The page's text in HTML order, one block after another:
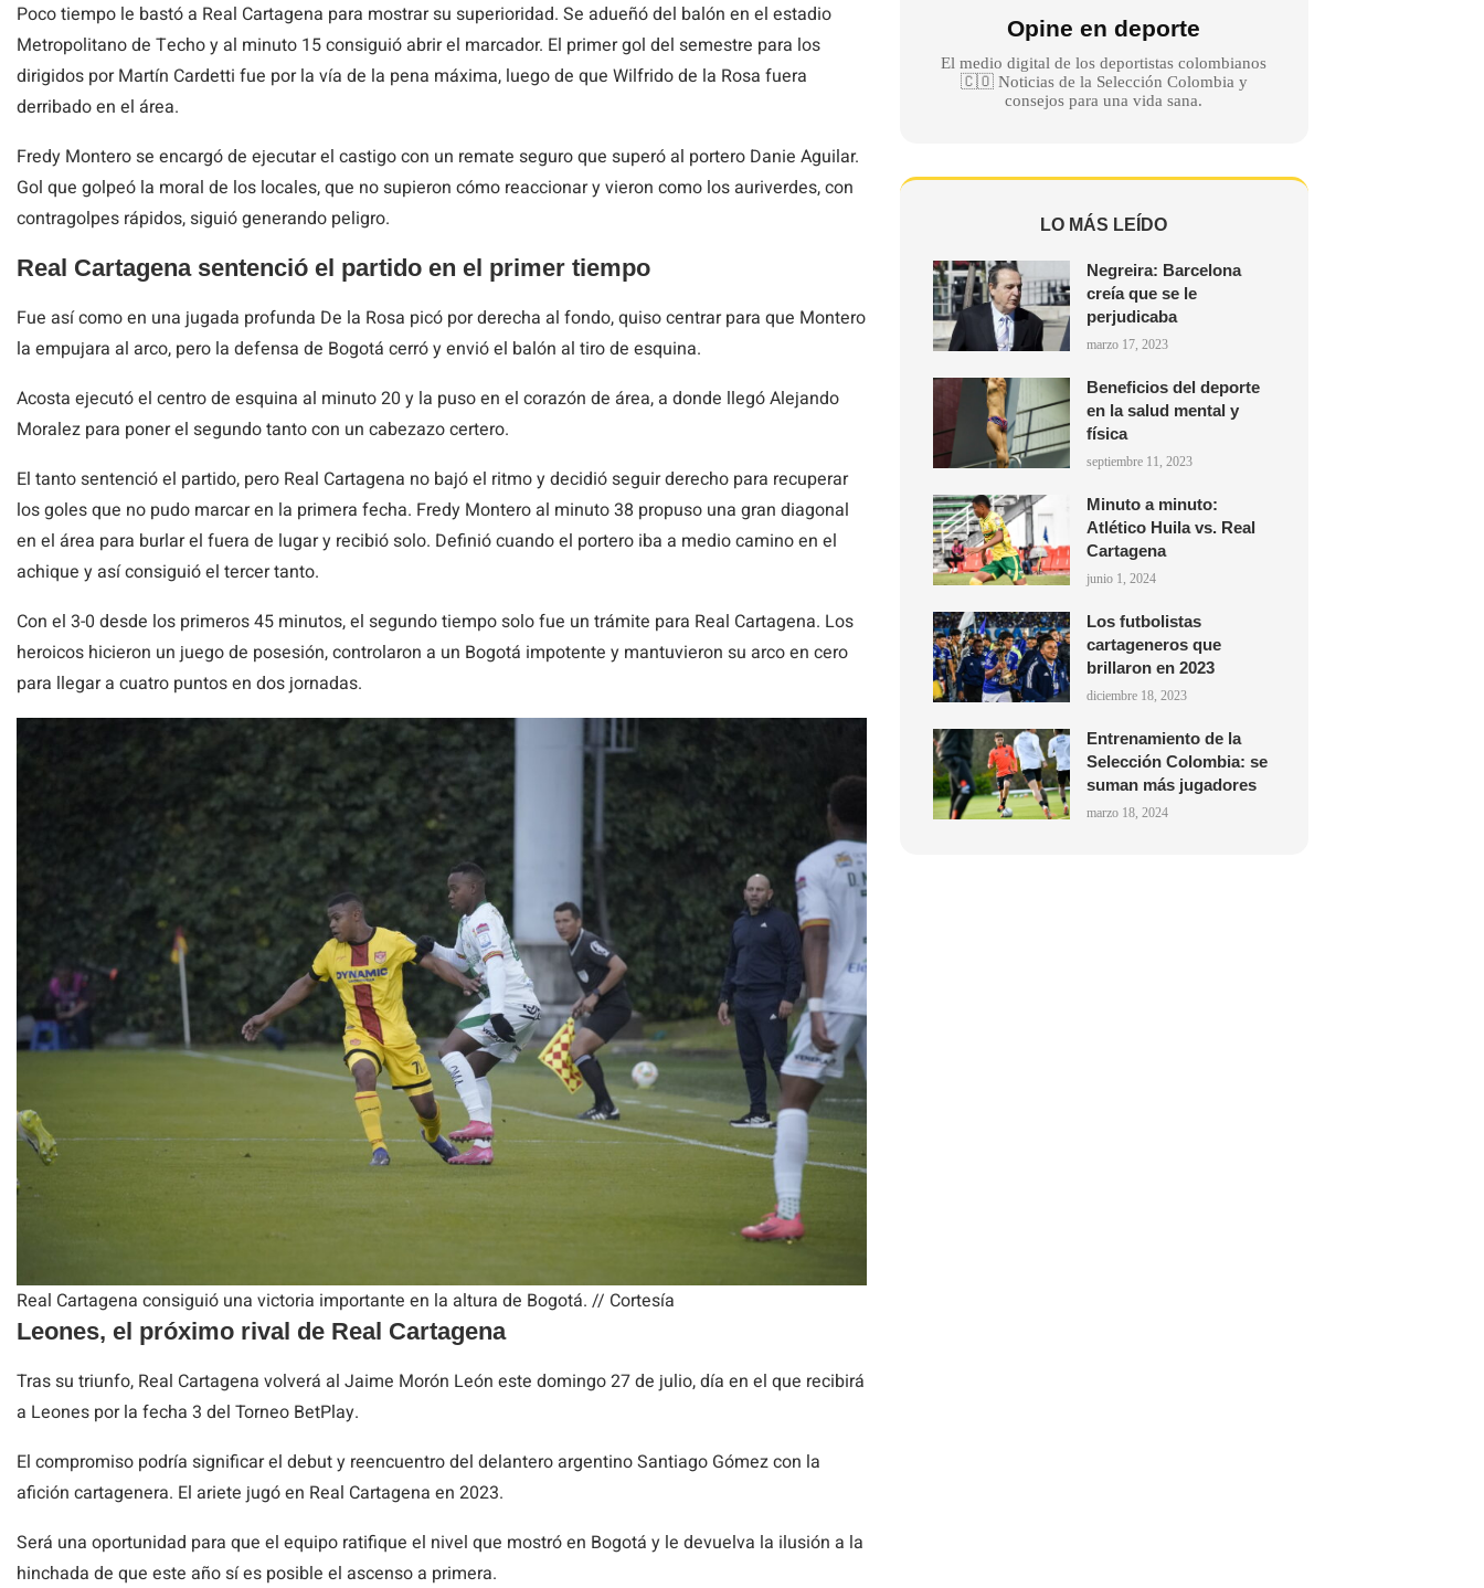
Poco tiempo le bastó a Real Cartagena para mostrar su superioridad. Se adueñó del balón en el estadio
Metropolitano de Techo y al minuto 15 consiguió abrir el marcador. El primer gol del semestre para los
dirigidos por Martín Cardetti fue por la vía de la pena máxima, luego de que Wilfrido de la Rosa fuera
derribado en el área.
Fredy Montero se encargó de ejecutar el castigo con un remate seguro que superó al portero Danie Aguilar.
Gol que golpeó la moral de los locales, que no supieron cómo reaccionar y vieron como los auriverdes, con
contragolpes rápidos, siguió generando peligro.
Real Cartagena sentenció el partido en el primer tiempo
Fue así como en una jugada profunda De la Rosa picó por derecha al fondo, quiso centrar para que Montero
la empujara al arco, pero la defensa de Bogotá cerró y envió el balón al tiro de esquina.
Acosta ejecutó el centro de esquina al minuto 20 y la puso en el corazón de área, a donde llegó Alejando
Moralez para poner el segundo tanto con un cabezazo certero.
El tanto sentenció el partido, pero Real Cartagena no bajó el ritmo y decidió seguir derecho para recuperar
los goles que no pudo marcar en la primera fecha. Fredy Montero al minuto 38 propuso una gran diagonal
en el área para burlar el fuera de lugar y recibió solo. Definió cuando el portero iba a medio camino en el
achique y así consiguió el tercer tanto.
Con el 3-0 desde los primeros 45 minutos, el segundo tiempo solo fue un trámite para Real Cartagena. Los
heroicos hicieron un juego de posesión, controlaron a un Bogotá impotente y mantuvieron su arco en cero
para llegar a cuatro puntos en dos jornadas.
Real Cartagena consiguió una victoria importante en la altura de Bogotá. // Cortesía
Leones, el próximo rival de Real Cartagena
Tras su triunfo, Real Cartagena volverá al Jaime Morón León este domingo 27 de julio, día en el que recibirá
a Leones por la fecha 3 del Torneo BetPlay.
El compromiso podría significar el debut y reencuentro del delantero argentino Santiago Gómez con la
afición cartagenera. El ariete jugó en Real Cartagena en 2023.
Será una oportunidad para que el equipo ratifique el nivel que mostró en Bogotá y le devuelva la ilusión a la
hinchada de que este año sí es posible el ascenso a primera.
Opine en deporte
El medio digital de los deportistas colombianos
🇨🇴 Noticias de la Selección Colombia y
consejos para una vida sana.
LO MÁS LEÍDO
Negreira: Barcelona
creía que se le
perjudicaba
marzo 17, 2023
Beneficios del deporte
en la salud mental y
física
septiembre 11, 2023
Minuto a minuto:
Atlético Huila vs. Real
Cartagena
junio 1, 2024
Los futbolistas
cartageneros que
brillaron en 2023
diciembre 18, 2023
Entrenamiento de la
Selección Colombia: se
suman más jugadores
marzo 18, 2024